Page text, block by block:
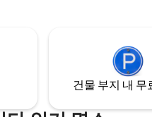
스트 인원을 3명으로 입력하신
후 저희에게 연락하여 알려주세
전에 직원이 소파베드를 준비해
니다.) 예약 가격에는 숙소 전체
용이 포함됩니다.
건물 부지 내 무